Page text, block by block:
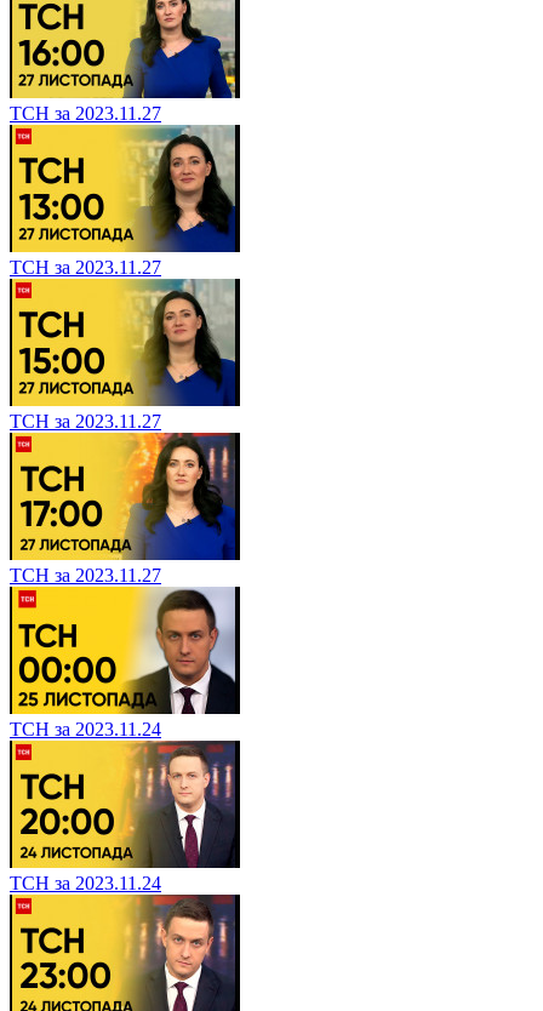
ТСН за 2023.11.27
ТСН за 2023.11.27
ТСН за 2023.11.27
ТСН за 2023.11.27
ТСН за 2023.11.24
ТСН за 2023.11.24